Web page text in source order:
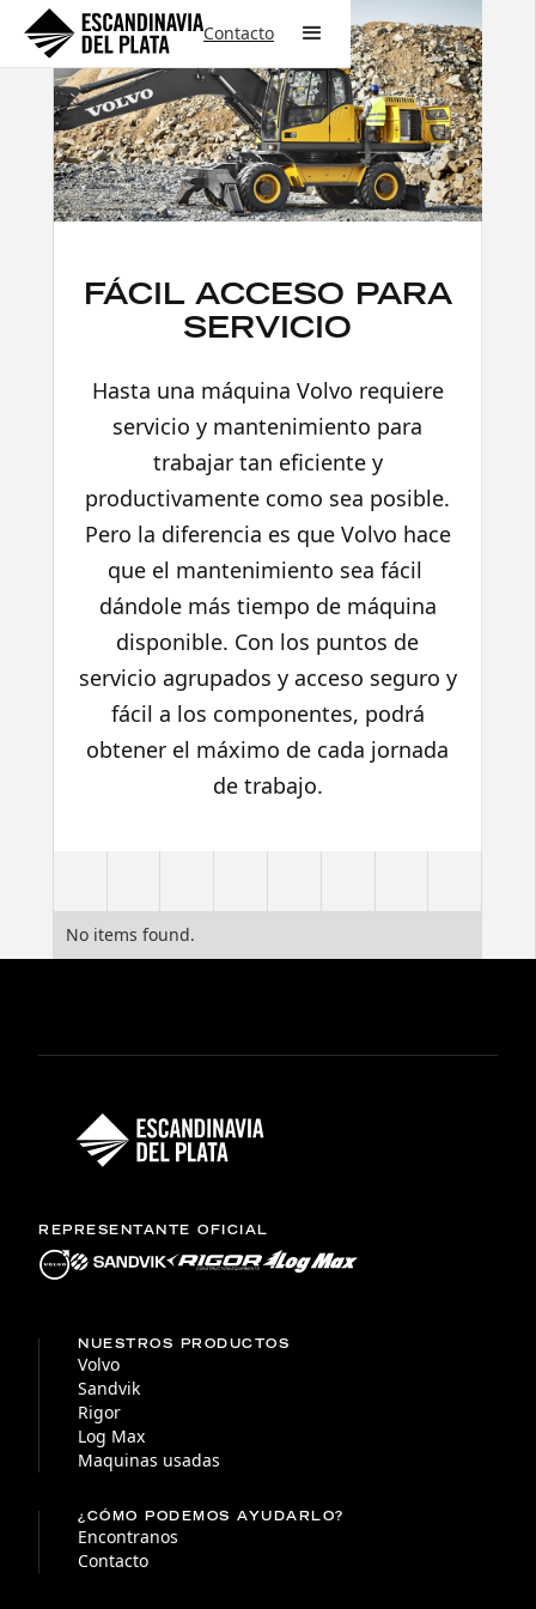
Contacto
FÁCIL ACCESO PARA
SERVICIO
Hasta una máquina Volvo requiere
servicio y mantenimiento para
trabajar tan eficiente y
productivamente como sea posible.
Pero la diferencia es que Volvo hace
que el mantenimiento sea fácil 
dándole más tiempo de máquina
disponible. Con los puntos de
servicio agrupados y acceso seguro y
fácil a los componentes, podrá
obtener el máximo de cada jornada
de trabajo.
No items found.
REPRESENTANTE OFICIAL
NUESTROS PRODUCTOS
Volvo
Sandvik
Rigor
Log Max
Maquinas usadas
¿CÓMO PODEMOS AYUDARLO?
Encontranos
Contacto